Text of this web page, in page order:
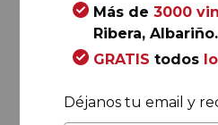
Más de 3000
Ribera,
GRATIS todos
Déjanos tu email y